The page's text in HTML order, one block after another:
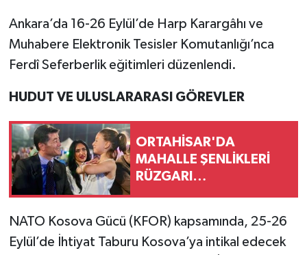
Ankara’da 16-26 Eylül’de Harp Karargâhı ve
Muhabere Elektronik Tesisler Komutanlığı’nca
Ferdî Seferberlik eğitimleri düzenlendi.
HUDUT VE ULUSLARARASI GÖREVLER
ORTAHİSAR'DA
MAHALLE ŞENLİKLERİ
RÜZGARI…
NATO Kosova Gücü (KFOR) kapsamında, 25-26
Eylül’de İhtiyat Taburu Kosova’ya intikal edecek